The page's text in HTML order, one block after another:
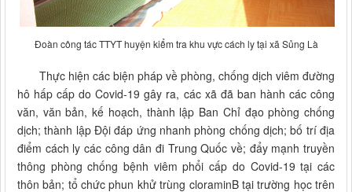
Đoàn công tác TTYT huyện kiểm tra khu vực cách ly tại xã Sủng Là
Thực hiện các biện pháp về phòng, chống dịch viêm đường
hô hấp cấp do Covid-19 gây ra, các xã đã ban hành các công
văn, văn bản, kế hoạch, thành lập Ban Chỉ đạo phòng chống
dịch; thành lập Đội đáp ứng nhanh phòng chống dịch; bố trí địa
điểm cách ly các công dân đi Trung Quốc về; đẩy mạnh truyền
thông phòng chống bệnh viêm phổi cấp do Covid-19 tại các
thôn bản; tổ chức phun khử trùng cloraminB tại trường học trên